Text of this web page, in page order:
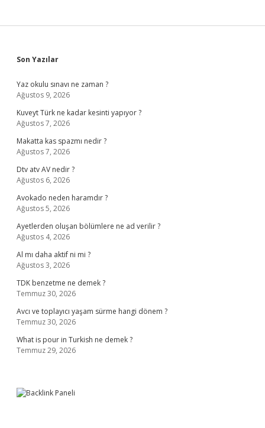
Sidebar
Son Yazılar
Yaz okulu sınavı ne zaman ?
Ağustos 9, 2026
Kuveyt Türk ne kadar kesinti yapıyor ?
Ağustos 7, 2026
Makatta kas spazmı nedir ?
Ağustos 7, 2026
Dtv atv AV nedir ?
Ağustos 6, 2026
Avokado neden haramdır ?
Ağustos 5, 2026
Ayetlerden oluşan bölümlere ne ad verilir ?
Ağustos 4, 2026
Al mı daha aktif ni mi ?
Ağustos 3, 2026
TDK benzetme ne demek ?
Temmuz 30, 2026
Avcı ve toplayıcı yaşam sürme hangi dönem ?
Temmuz 30, 2026
What is pour in Turkish ne demek ?
Temmuz 29, 2026